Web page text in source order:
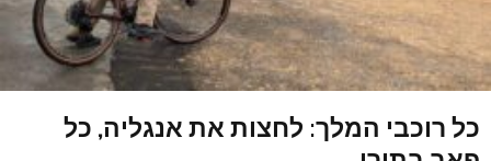
כל רוכבי המלך: לחצות את אנגליה, כל